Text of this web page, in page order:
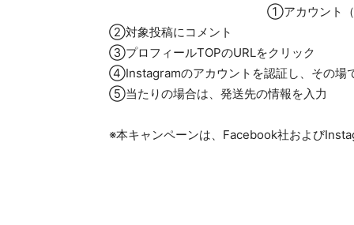
①アカウント（
②対象投稿にコメント
③プロフィールTOPのURLをクリック
④Instagramのアカウントを認証し、その場
⑤当たりの場合は、発送先の情報を入力
※本キャンペーンは、Facebook社および